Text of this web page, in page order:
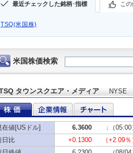
最近チェックした銘柄･指標 こ
TSQ(米国株)